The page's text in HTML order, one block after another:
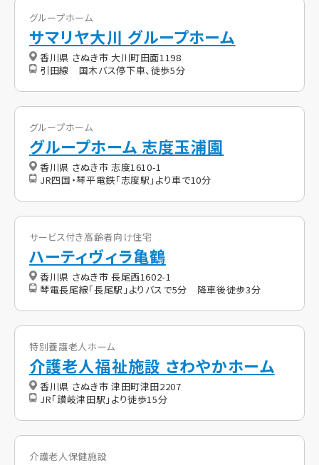
グループホーム
サマリヤ大川 グループホーム
香川県 さぬき市 大川町田面1198
引田線 国木バス停下車、徒歩5分
グループホーム
グループホーム 志度玉浦園
香川県 さぬき市 志度1610-1
JR四国・琴平電鉄「志度駅」より車で10分
サービス付き高齢者向け住宅
ハーティヴィラ亀鶴
香川県 さぬき市 長尾西1602-1
琴電長尾線「長尾駅」よりバスで5分 降車後徒歩3分
特別養護老人ホーム
介護老人福祉施設 さわやかホーム
香川県 さぬき市 津田町津田2207
JR「讃岐津田駅」より徒歩15分
介護老人保健施設